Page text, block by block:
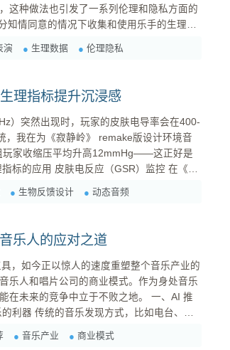
这种做法也引发了一系列伦理和隐私方面的
演 生理数据 伦理隐私
理指标提升沉浸感
，我在为《寂静岭》 remake版设计环境音
玩家收缩压平均升高12mmHg——这正好是
生物反馈设计 动态音频
乐人的应对之道
，如今正以惊人的速度重塑整个音乐产业的
乐人和唱片公司的商业模式。作为身处音乐
的竞争中立于不败之地。 一、AI 推
音乐产业 商业模式